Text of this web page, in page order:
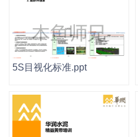
5S目视化标准.ppt